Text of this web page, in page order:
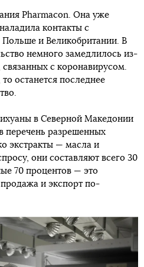
Pharmacon. Она уже
контакты с
и Великобритании. В
немного замедлилось из-
с коронавирусом.
останется последнее
в Северной Македонии
перечень разрешенных
экстракты — масла и
они составляют всего 30
70 процентов — это
и экспорт по-